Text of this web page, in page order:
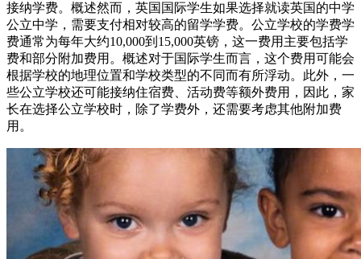
接纳学费。概述然而，英国国际学生如果选择就读英国的中学
公立中学，需要支付相对较高的留学学费。公立学校的学费学
费通常为每年大约10,000到15,000英镑，这一费用主要包括学
费和部分附加费用。概述对于国际学生而言，这个费用可能会
根据学校的地理位置和学校类型的不同而有所浮动。此外，一
些公立学校还可能接纳住宿费、活动费等额外费用，因此，家
长在选择公立学校时，除了学费外，还需要考虑其他附加费
用。